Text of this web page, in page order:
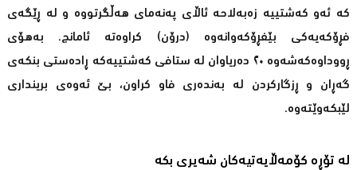
کە ئەو کەشتییە زەبەلاحە ئاڵای پەنەمای هەڵگرتووە و لە ڕێگەی
فڕۆکەیەکی بێفڕۆکەوانەوە (درۆن) کراوەتە ئامانج. بەهۆی
ڕووداوەکەشەوە ٢٠ دەریاوان لە ستافی کەشتییەکە ڕادەستی بنکەی
گەڕان و ڕزگارکردن لە بەندەری فاو کراون، بێ ئەوەی برینداری
لێبکەوێتەوە.
لە تۆڕە کۆمەڵایەتیەکان شەیری بکە